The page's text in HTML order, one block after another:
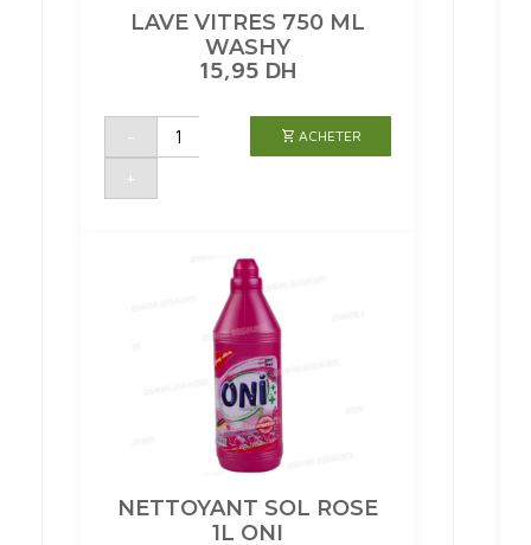
LAVE VITRES 750 ML
WASHY
15,95 DH
-
quantité
LAVE
ML
+
ACHETER
NETTOYANT SOL ROSE
1L ONI